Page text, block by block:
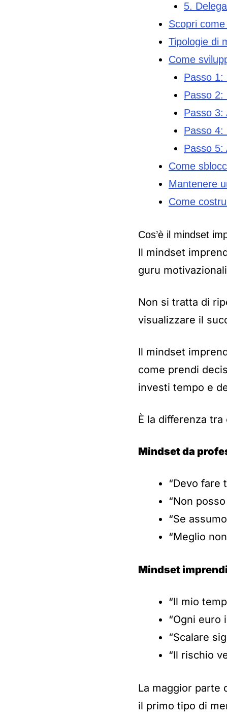
5.
Scopri
Tipologie di
Come
Passo 1:
Passo 2:
Passo 3:
Passo 4:
Passo 5:
Come
Mantenere
Come
Cos’è il mindset
Il mindset
guru
Non si tratta di
visualizzare il
Il mindset
come prendi
investi tempo e
È la differenza
Mindset da
“Devo fare
“Non
“Se
“Meglio
Mindset
“Il mio
“Ogni euro
“Scalare
“Il rischio
La maggior parte
il primo tipo di